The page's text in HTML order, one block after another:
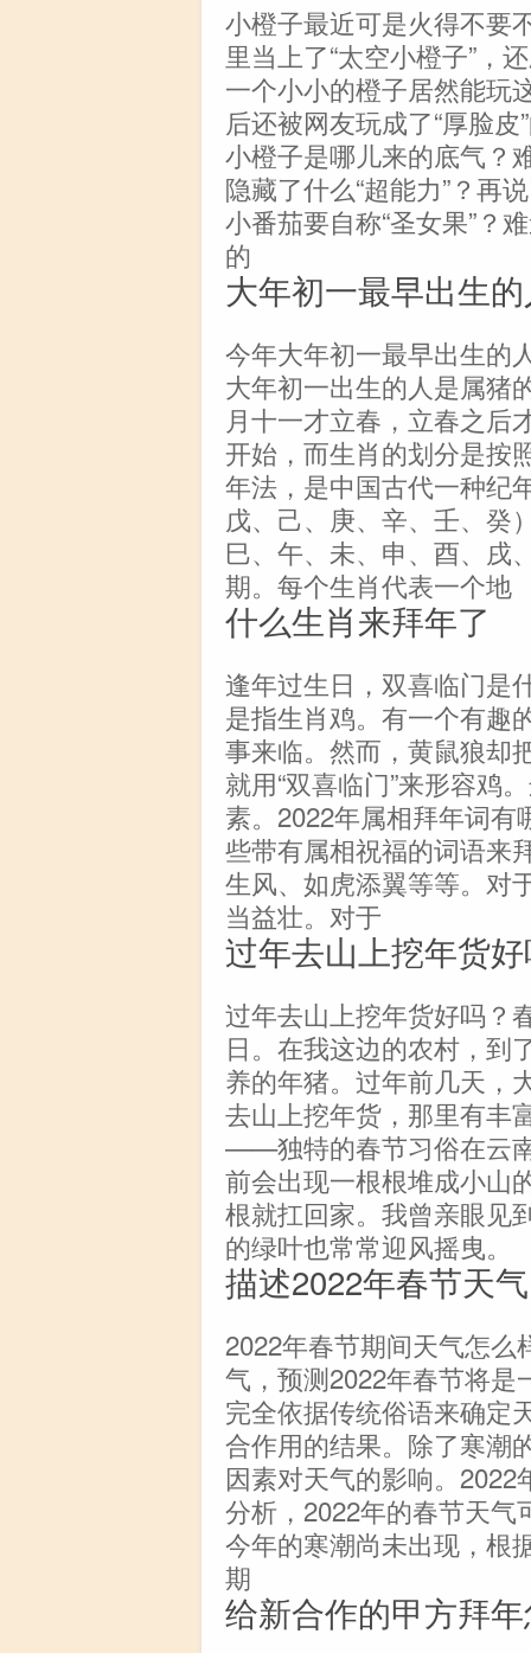
小橙子最近可是火得不要
里当上了“太空小橙子”，
一个小小的橙子居然能玩
后还被网友玩成了“厚脸
小橙子是哪儿来的底气？
隐藏了什么“超能力”？再
小番茄要自称“圣女果”？
的
大年初一最早出生
今年大年初一最早出生的
大年初一出生的人是属猪
月十一才立春，立春之后
开始，而生肖的划分是按
年法，是中国古代一种纪
戊、己、庚、辛、壬、癸
巳、午、未、申、酉、戌
期。每个生肖代表一个地
什么生肖来拜年了
逢年过生日，双喜临门是
是指生肖鸡。有一个有趣
事来临。然而，黄鼠狼却
就用“双喜临门”来形容鸡
素。2022年属相拜年词
些带有属相祝福的词语来
生风、如虎添翼等等。对
当益壮。对于
过年去山上挖年货
过年去山上挖年货好吗？
日。在我这边的农村，到
养的年猪。过年前几天，
去山上挖年货，那里有丰
——独特的春节习俗在云
前会出现一根根堆成小山
根就扛回家。我曾亲眼见
的绿叶也常常迎风摇曳。
描述2022年春节天气
2022年春节期间天气怎
气，预测2022年春节将
完全依据传统俗语来确定
合作用的结果。除了寒潮
因素对天气的影响。
分析，2022年的春节天气
今年的寒潮尚未出现，根
期
给新合作的甲方拜